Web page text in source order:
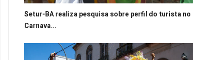
Setur-BA realiza pesquisa sobre perfil do turista no
Carnava...